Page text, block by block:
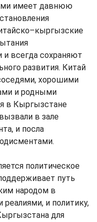
имеет давнюю
всегда сохраняют
развития. Китай
хорошими
и родными
в Кыргызстане
в зале
и посла
политическое
путь
народом в
и политику,
для